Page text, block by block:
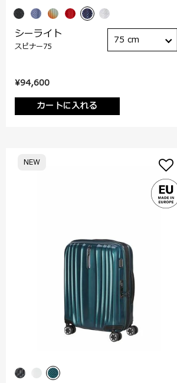
¥94,600
カートに入れる
シーライト
スピナー75
75 cm
NEW